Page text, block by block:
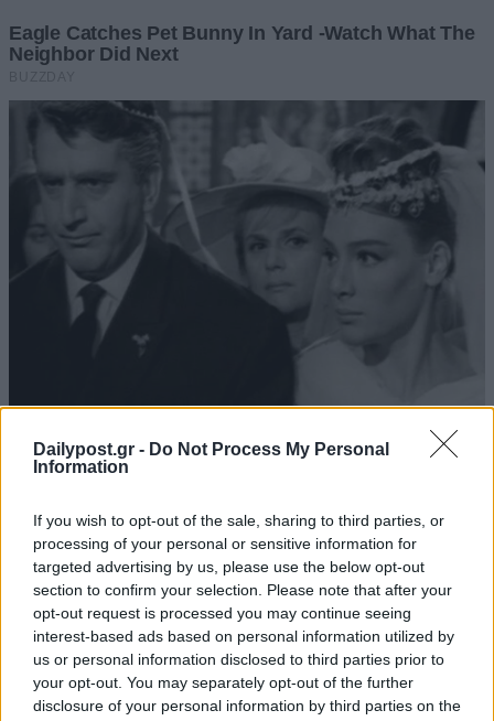
Dailypost.gr - Do Not Process My Personal
Information
If you wish to opt-out of the sale, sharing to third parties, or
processing of your personal or sensitive information for
targeted advertising by us, please use the below opt-out
section to confirm your selection. Please note that after your
opt-out request is processed you may continue seeing
interest-based ads based on personal information utilized by
us or personal information disclosed to third parties prior to
your opt-out. You may separately opt-out of the further
disclosure of your personal information by third parties on the
ΜΠΟΡΕΙ ΝΑ ΣΑΣ ΕΝΔΙΑΦΕΡΕΙ
Οι διακοπές των υπουργών, η
ανελέητη σύγκρουση Τσίπρα-
Ανδρουλάκη και η απειλή Σαμαρά